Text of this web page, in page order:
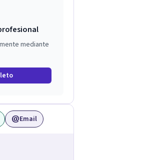
mediante
Email